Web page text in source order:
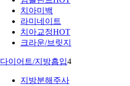
치아미백
라미네이트
치아교정HOT
크라운/브릿지
다이어트/지방흡입4
지방분해주사